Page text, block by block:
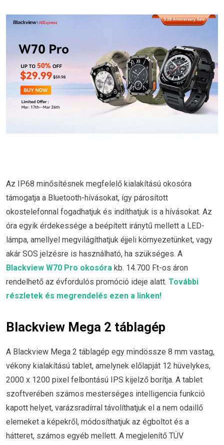
Az IP68 minősítésnek megfelelő kialakítású okosóra
támogatja a Bluetooth-hívásokat, így párosított
okostelefonnal fogadhatjuk és indíthatjuk is a hívásokat. Az
óra egyik érdekessége a beépített iránytű mellett a LED-
lámpa, amellyel megvilágíthatjuk éjjeli környezetünket, vagy
akár SOS jelzésre is használható, ha szükséges. A
Blackview W70 Pro okosóra kb. 14.700 Ft-os áron
rendelhető az évfordulós promóció ideje alatt. További
részletek és megrendelés ezen a linken!
Blackview Mega 2 táblagép
A Blackview Mega 2 táblagép egy mindössze 8 mm vastag,
vékony kialakítású tablet, amelynek előlapját 12 hüvelykes,
2000 x 1200 pixel felbontású IPS kijelző borítja. A tablet
szoftverében számos mesterséges intelligencia funkció
kapott helyet, varázsradírral távolíthatjuk el a nem odaillő
elemeket a képekről, módosíthatjuk az égboltot és a
hátteret, számos egyéb mellett. A megjelenítő TÜV